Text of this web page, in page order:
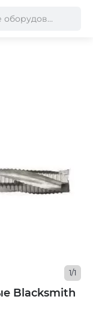
Blacksmith
1/1